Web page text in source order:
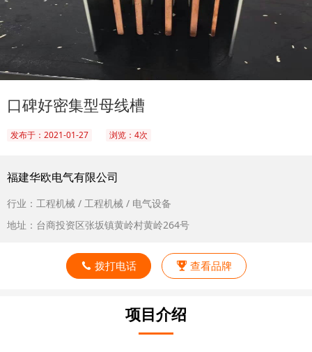
口碑好密集型母线槽
发布于：2021-01-27 浏览：4次
福建华欧电气有限公司
行业：工程机械 / 工程机械 / 电气设备
地址：台商投资区张坂镇黄岭村黄岭264号
拨打电话 查看品牌
项目介绍